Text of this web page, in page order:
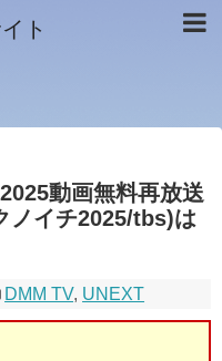
ト
動画無料再放送
ノイチ2025/tbs)は
DMM TV, UNEXT